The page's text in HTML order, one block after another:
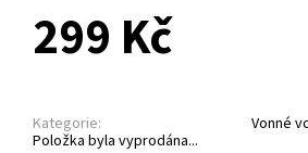
299 Kč
Kategorie:
Vonné
Položka byla vyprodána...